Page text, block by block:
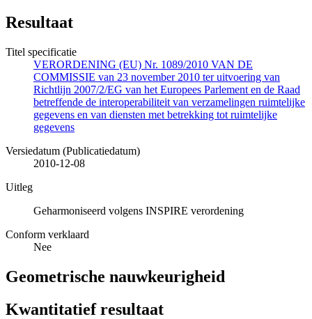
Resultaat
Titel specificatie
VERORDENING (EU) Nr. 1089/2010 VAN DE
COMMISSIE van 23 november 2010 ter uitvoering van
Richtlijn 2007/2/EG van het Europees Parlement en de Raad
betreffende de interoperabiliteit van verzamelingen ruimtelijke
gegevens en van diensten met betrekking tot ruimtelijke
gegevens
Versiedatum (Publicatiedatum)
2010-12-08
Uitleg
Geharmoniseerd volgens INSPIRE verordening
Conform verklaard
Nee
Geometrische nauwkeurigheid
Kwantitatief resultaat